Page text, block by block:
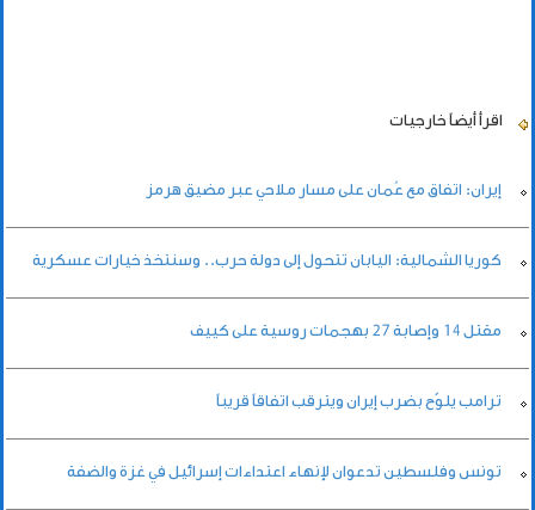
اقرأ أيضاً خارجيات
إيران: اتفاق مع عُمان على مسار ملاحي عبر مضيق هرمز
كوريا الشمالية: اليابان تتحول إلى دولة حرب.. وسنتخذ خيارات عسكرية
مقتل 14 وإصابة ‌27 بهجمات روسية على كييف
ترامب يلوّح بضرب إيران ويترقب اتفاقاً قريباً
تونس وفلسطين تدعوان لإنهاء اعتداءات إسرائيل في غزة والضفة